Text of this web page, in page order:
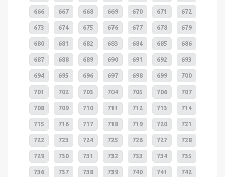
666 667 668 669 670 671 672
673 674 675 676 677 678 679
680 681 682 683 684 685 686
687 688 689 690 691 692 693
694 695 696 697 698 699 700
701 702 703 704 705 706 707
708 709 710 711 712 713 714
715 716 717 718 719 720 721
722 723 724 725 726 727 728
729 730 731 732 733 734 735
736 737 738 739 740 741 742